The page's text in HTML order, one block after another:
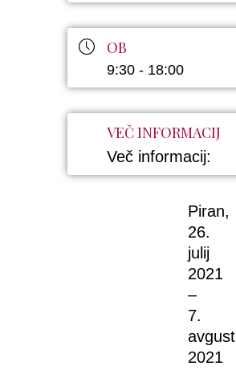
OB
9:30 - 18:00
VEČ INFORMACIJ
Več informacij:
Piran,
26.
julij
2021
–
7.
avgust
2021